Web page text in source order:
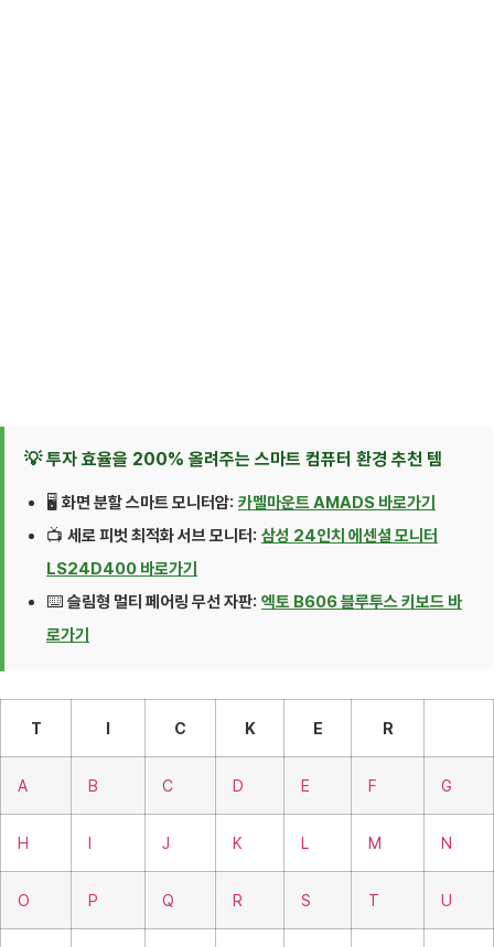
💡 투자 효율을 200% 올려주는 스마트 컴퓨터 환경 추천 템
🖥️ 화면 분할 스마트 모니터암: 카멜마운트 AMADS 바로가기
📺 세로 피벗 최적화 서브 모니터: 삼성 24인치 에센셜 모니터
LS24D400 바로가기
⌨️ 슬림형 멀티 페어링 무선 자판: 엑토 B606 블루투스 키보드 바
로가기
T I C K E R
A B C D E F G
H I J K L M N
O P Q R S T U